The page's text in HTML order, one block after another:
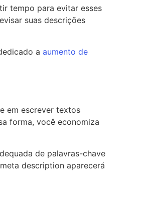
tempo para evitar esses
suas descrições
a aumento de
em escrever textos
forma, você economiza
de palavras-chave
description aparecerá